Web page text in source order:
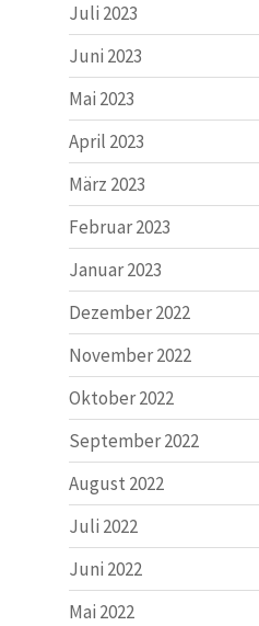
Juli 2023
Juni 2023
Mai 2023
April 2023
März 2023
Februar 2023
Januar 2023
Dezember 2022
November 2022
Oktober 2022
September 2022
August 2022
Juli 2022
Juni 2022
Mai 2022